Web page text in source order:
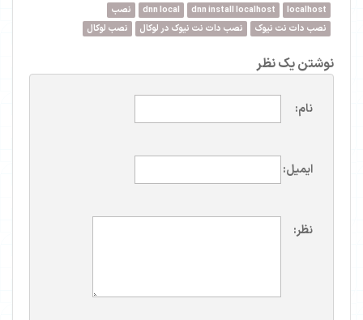
localhost
dnn install localhost
dnn local
نصب
نصب دات نت نیوک
نصب دات نت نیوک در لوکال نصب لوکال
نوشتن یک نظر
نام:
ایمیل:
نظر: